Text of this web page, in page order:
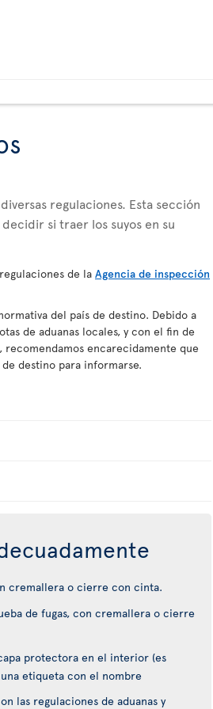
regulaciones. Esta sección
si traer los suyos en su
de la Agencia de inspección
del país de destino. Debido a
de aduanas locales, y con el fin de
encarecidamente que
destino para informarse.
cremallera o cierre con cinta.
de fugas, con cremallera o cierre
protectora en el interior (es
etiqueta con el nombre
las regulaciones de aduanas y